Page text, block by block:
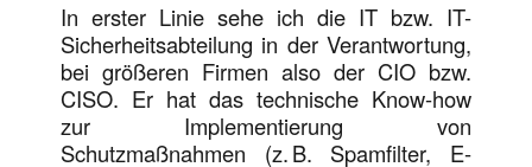
In erster Linie sehe ich die IT bzw. IT-
Sicherheitsabteilung in der Verantwortung,
bei größeren Firmen also der CIO bzw.
CISO. Er hat das technische Know-how
zur Implementierung von
Schutzmaßnahmen (z. B. Spamfilter, E-